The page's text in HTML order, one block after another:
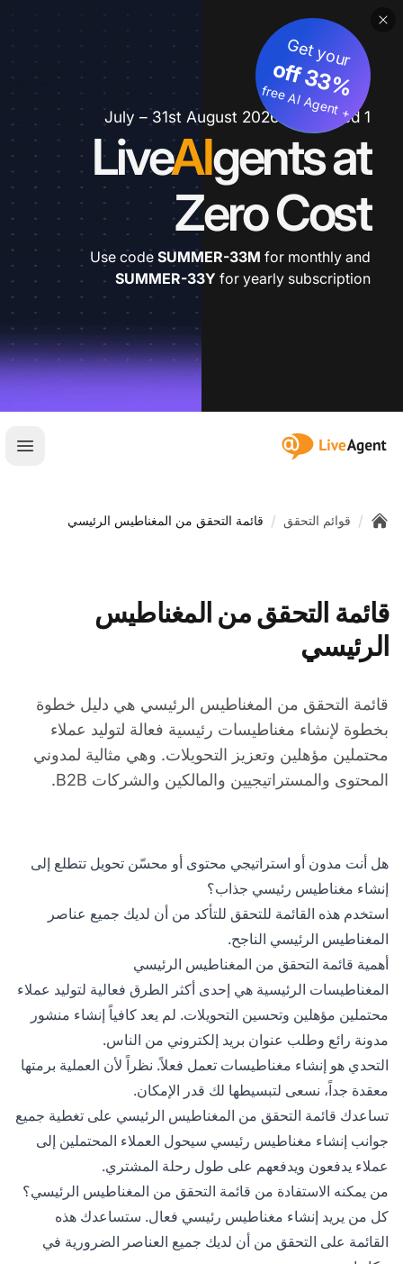
1 July – 31st August 2026 *extended
LiveAIgents at
Zero Cost
Get your
3
3
%
o
ff
+
fre
e
A
I A
g
e
nt
Use code SUMMER-33M for monthly and
SUMMER-33Y for yearly subscription
:site.title
فتح
/ قوائم التحقق / قائمة التحقق من المغناطيس الرئيسي
قائمة التحقق من المغناطيس
الرئيسي
قائمة التحقق من المغناطيس الرئيسي هي دليل خطوة
بخطوة لإنشاء مغناطيسات رئيسية فعالة لتوليد عملاء
محتملين مؤهلين وتعزيز التحويلات. وهي مثالية لمدوني
المحتوى والمستراتيجيين والمالكين والشركات B2B.
هل أنت مدون أو استراتيجي محتوى أو محسّن تحويل تتطلع إلى
إنشاء مغناطيس رئيسي جذاب؟
استخدم هذه القائمة للتحقق للتأكد من أن لديك جميع عناصر
المغناطيس الرئيسي الناجح.
أهمية قائمة التحقق من المغناطيس الرئيسي
المغناطيسات الرئيسية هي إحدى أكثر الطرق فعالية لتوليد عملاء
محتملين مؤهلين وتحسين التحويلات. لم يعد كافياً إنشاء منشور
مدونة رائع وطلب عنوان بريد إلكتروني من الناس.
التحدي هو إنشاء مغناطيسات تعمل فعلاً. نظراً لأن العملية برمتها
معقدة جداً، نسعى لتبسيطها لك قدر الإمكان.
تساعدك قائمة التحقق من المغناطيس الرئيسي على تغطية جميع
جوانب إنشاء مغناطيس رئيسي سيحول العملاء المحتملين إلى
عملاء يدفعون ويدفعهم على طول رحلة المشتري.
من يمكنه الاستفادة من قائمة التحقق من المغناطيس الرئيسي؟
كل من يريد إنشاء مغناطيس رئيسي فعال. ستساعدك هذه
القائمة على التحقق من أن لديك جميع العناصر الضرورية في